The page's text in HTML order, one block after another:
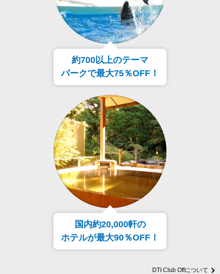
約700以上のテーマ
パークで最大75％OFF！
国内約20,000軒の
ホテルが最大90％OFF！
DTI Club Offについて